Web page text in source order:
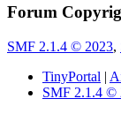
Forum
SMF 2.1.4 © 2023,
TinyPortal |
SMF 2.1.4 ©